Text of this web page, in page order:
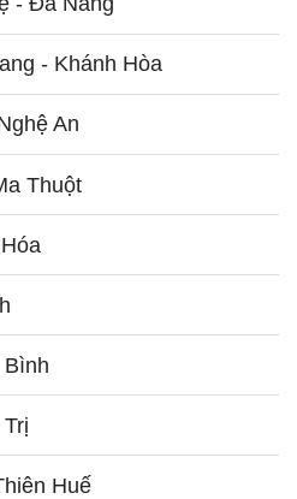
- Khánh Hòa
An
Thuột
Bình
Huế